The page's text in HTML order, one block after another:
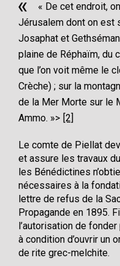
« De cet endroit,
Jérusalem dont on est
Josaphat et
plaine de Réphaïm, du
que l’on voit même le
Crèche) ; sur la
de la Mer Morte sur le
Ammo. »
[2]
Le comte de Piellat
et assure les travaux
les Bénédictines
nécessaires à la
lettre de refus de la
Propagande en 1895.
l’autorisation de
à condition d’ouvrir un
de rite grec-melchite.